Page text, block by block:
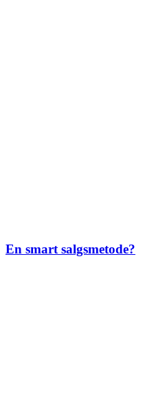
En smart salgsmetode?